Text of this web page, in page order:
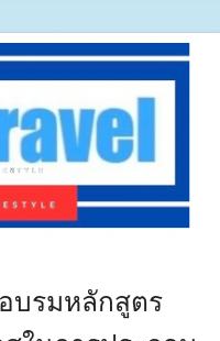
บรมหลักสูตร